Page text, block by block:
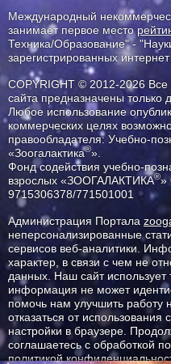
Международный
занимает первое место
Техника/Образование" -
зарегистрированных
COPYRIGHT © 2012-2026
сайта предназначены только
Любое использование
коммерческих целях
правообладателя: Учебно-
«Зоогалактика®».
Фонд содействия учебно-
взрослых «ЗООГАЛАКТИКА®»
9715306378/771501001
Администрация Портала
неперсонализированные
сервисов веб-аналитики.
характер, в связи с чем не
данных. Наш сайт
информация не может
помочь нам улучшить работу
отказаться от
настройки в браузере.
соглашаетесь с обработкой
политикой